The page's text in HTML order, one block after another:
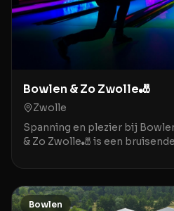
Bowlen & Zo Zwolle🎳
Zwolle
Spanning en plezier bij
& Zo Zwolle🎳 is een
hart v
Bowlen